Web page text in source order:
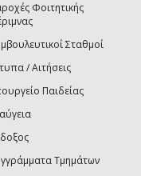
Φοιτητικής
Σταθμοί
/ Αιτήσεις
Παιδείας
Τμημάτων